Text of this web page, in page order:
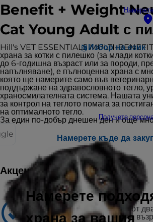
Избор на език
Получете
Намерете
храна за вашия
Benefit + Weight
Cat Young Adult с
Hill's VET ESSENTIALS MULTI-
храна за котки с пилешко (за млади
до 6-годишна възраст или за породи,
напълняване), е пълноценна храна с
която ще намерите само във
поддържане на здравословното тегло,
храносмилателната система. Нашата
за контрол на теглото помага за
на оптималното тегло.
За един по-добър днешен ден и още
Намерете къде да
Акценти
Препоръчва се за
Млади кастрирани котки от
кастриране до 6-годишна